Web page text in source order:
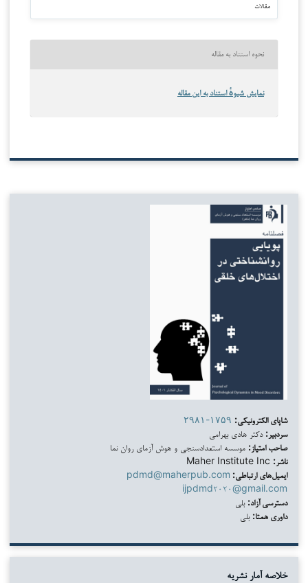
مقالات
نحوه استناد به مقاله
نمایش شیوهٔ استناد به این مقاله
شاپای الکترونیکی: ۲۹۸۱-۱۷۵۹
سردبیر: دکتر هادی بهرامی
صاحب امتیاز: موسسه استعدادسنجی و هوش آزمای روان نما
ناشر:
ایمیل‌های ارتباطی: pdmd@maherpub.com
ijpdmd۲۰۲۰@gmail.com
دسترسی آزاد: بلی
داوری همتا: بلی
خلاصه آمار نشریه